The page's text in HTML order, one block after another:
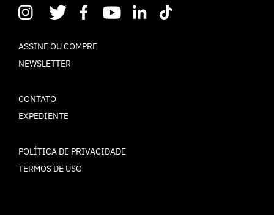
ASSINE OU COMPRE
NEWSLETTER
CONTATO
EXPEDIENTE
POLÍTICA DE PRIVACIDADE
TERMOS DE USO